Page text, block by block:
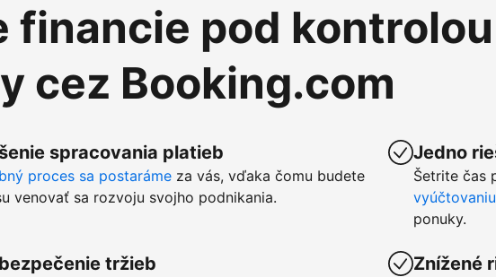
financie pod
cez Booking.com
spracovania platieb
proces sa postaráme za vás, vďaka čomu budete
venovať sa rozvoju svojho podnikania.
tržieb
Jedno
Šetrite čas
vyúčtovaniu
ponuky.
Znížené